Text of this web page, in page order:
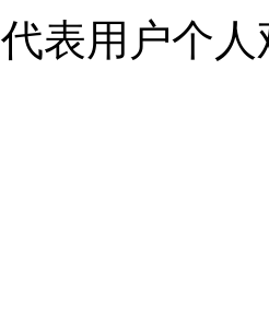
表用户个